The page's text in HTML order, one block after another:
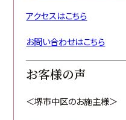
アクセスはこちら
お問い合わせはこちら
お客様の声
＜堺市中区のお施主様＞